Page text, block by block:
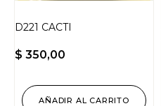
D221 CACTI
$ 350,00
AÑADIR AL CARRITO